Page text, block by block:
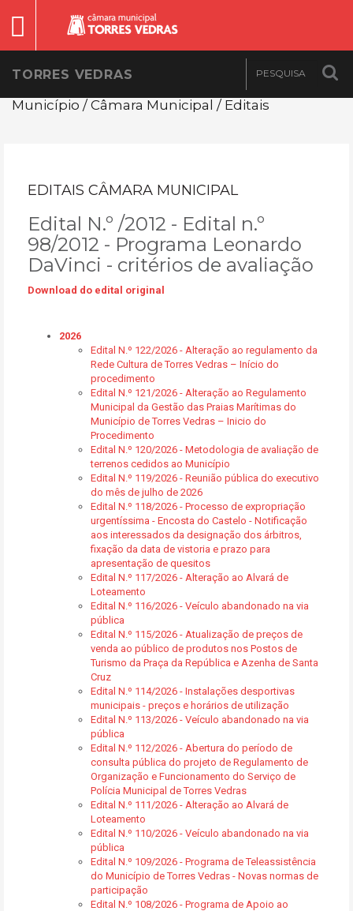
TORRES VEDRAS
Município / Câmara Municipal / Editais
EDITAIS CÂMARA MUNICIPAL
Edital N.º /2012 - Edital n.º
98/2012 - Programa Leonardo
DaVinci - critérios de avaliação
Download do edital original
2026
Edital N.º 122/2026 - Alteração ao regulamento da
Rede Cultura de Torres Vedras – Início do
procedimento
Edital N.º 121/2026 - Alteração ao Regulamento
Municipal da Gestão das Praias Marítimas do
Município de Torres Vedras – Inicio do
Procedimento
Edital N.º 120/2026 - Metodologia de avaliação de
terrenos cedidos ao Município
Edital N.º 119/2026 - Reunião pública do executivo
do mês de julho de 2026
Edital N.º 118/2026 - Processo de expropriação
urgentíssima - Encosta do Castelo - Notificação
aos interessados da designação dos árbitros,
fixação da data de vistoria e prazo para
apresentação de quesitos
Edital N.º 117/2026 - Alteração ao Alvará de
Loteamento
Edital N.º 116/2026 - Veículo abandonado na via
pública
Edital N.º 115/2026 - Atualização de preços de
venda ao público de produtos nos Postos de
Turismo da Praça da República e Azenha de Santa
Cruz
Edital N.º 114/2026 - Instalações desportivas
municipais - preços e horários de utilização
Edital N.º 113/2026 - Veículo abandonado na via
pública
Edital N.º 112/2026 - Abertura do período de
consulta pública do projeto de Regulamento de
Organização e Funcionamento do Serviço de
Polícia Municipal de Torres Vedras
Edital N.º 111/2026 - Alteração ao Alvará de
Loteamento
Edital N.º 110/2026 - Veículo abandonado na via
pública
Edital N.º 109/2026 - Programa de Teleassistência
do Município de Torres Vedras - Novas normas de
participação
Edital N.º 108/2026 - Programa de Apoio ao